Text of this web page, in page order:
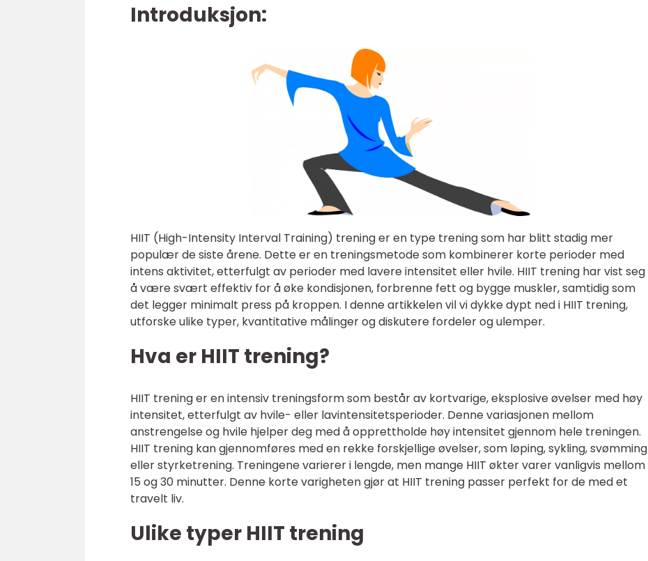
Introduksjon:
HIIT (High-Intensity Interval Training) trening er en type trening som har blitt stadig mer
populær de siste årene. Dette er en treningsmetode som kombinerer korte perioder med
intens aktivitet, etterfulgt av perioder med lavere intensitet eller hvile. HIIT trening har vist seg
å være svært effektiv for å øke kondisjonen, forbrenne fett og bygge muskler, samtidig som
det legger minimalt press på kroppen. I denne artikkelen vil vi dykke dypt ned i HIIT trening,
utforske ulike typer, kvantitative målinger og diskutere fordeler og ulemper.
Hva er HIIT trening?
HIIT trening er en intensiv treningsform som består av kortvarige, eksplosive øvelser med høy
intensitet, etterfulgt av hvile- eller lavintensitetsperioder. Denne variasjonen mellom
anstrengelse og hvile hjelper deg med å opprettholde høy intensitet gjennom hele treningen.
HIIT trening kan gjennomføres med en rekke forskjellige øvelser, som løping, sykling, svømming
eller styrketrening. Treningene varierer i lengde, men mange HIIT økter varer vanligvis mellom
15 og 30 minutter. Denne korte varigheten gjør at HIIT trening passer perfekt for de med et
travelt liv.
Ulike typer HIIT trening